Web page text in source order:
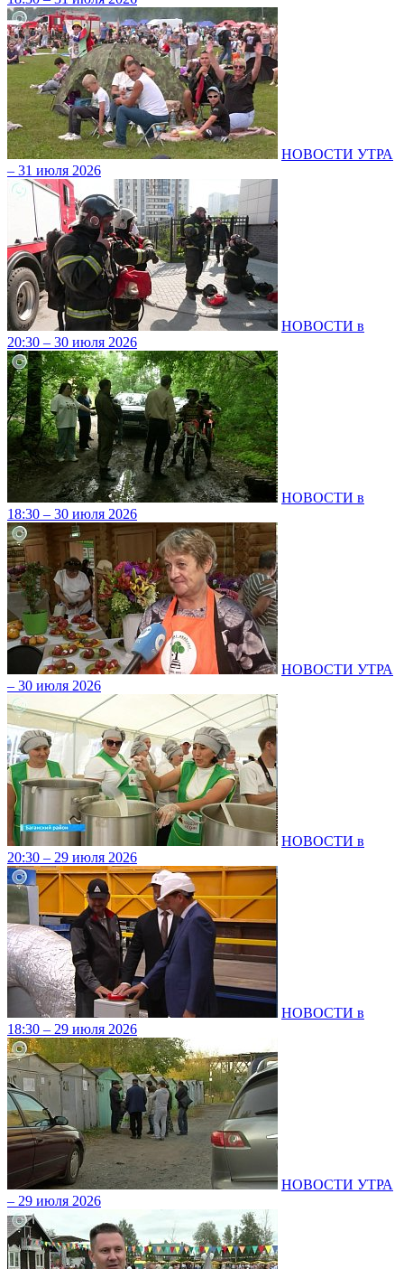
НОВОСТИ УТРА
– 31 июля 2026
НОВОСТИ в
20:30 – 30 июля 2026
НОВОСТИ в
18:30 – 30 июля 2026
НОВОСТИ УТРА
– 30 июля 2026
НОВОСТИ в
20:30 – 29 июля 2026
НОВОСТИ в
18:30 – 29 июля 2026
НОВОСТИ УТРА
– 29 июля 2026